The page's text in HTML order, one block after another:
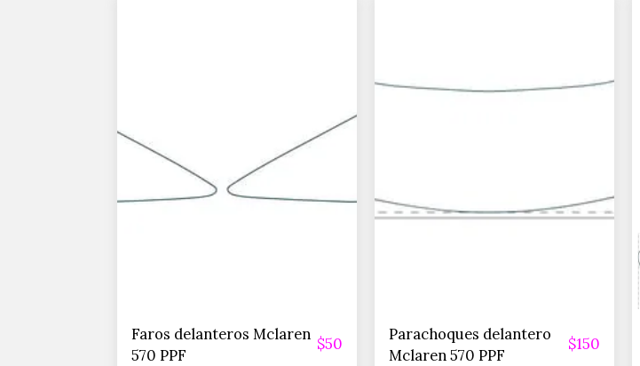
Faros delanteros Mclaren
570 PPF
$50
Parachoques delantero
Mclaren 570 PPF
$150